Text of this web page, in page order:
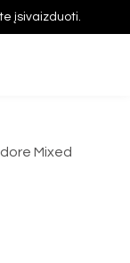
įsivaizduoti.
Mixed